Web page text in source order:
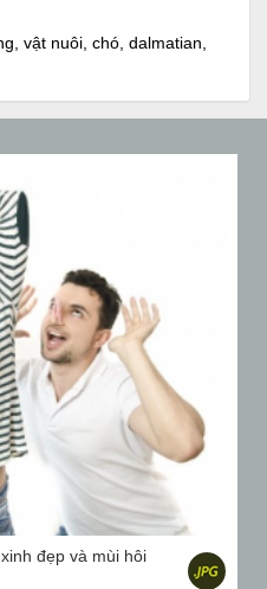
vật nuôi, chó, dalmatian,
đẹp và mùi hôi